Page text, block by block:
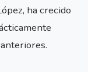
ha crecido